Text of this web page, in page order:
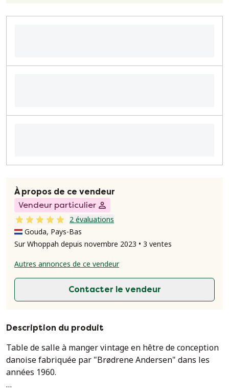
À propos de ce vendeur
Vendeur particulier
2 évaluations
Gouda, Pays-Bas
Sur Whoppah depuis novembre 2023 • 3 ventes
Autres annonces de ce vendeur
Contacter le vendeur
Description du produit
Table de salle à manger vintage en hêtre de conception
danoise fabriquée par "Brødrene Andersen" dans les
années 1960.